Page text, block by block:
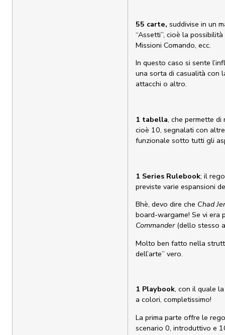
55 carte, suddivise in un
“Assetti”, cioè la
Missioni Comando, ecc.
In questo caso si sente
una sorta di casualità con
attacchi o altro.
1 tabella, che permette
cioè 10, segnalati con
funzionale sotto tutti gli
1 Series Rulebook; il
previste varie espansioni
Bhè, devo dire che Chad
board-wargame! Se vi era
Commander (dello stesso
Molto ben fatto nella
dell’arte” vero.
1 Playbook, con il quale
a colori, completissimo!
La prima parte offre le
scenario 0, introduttivo e